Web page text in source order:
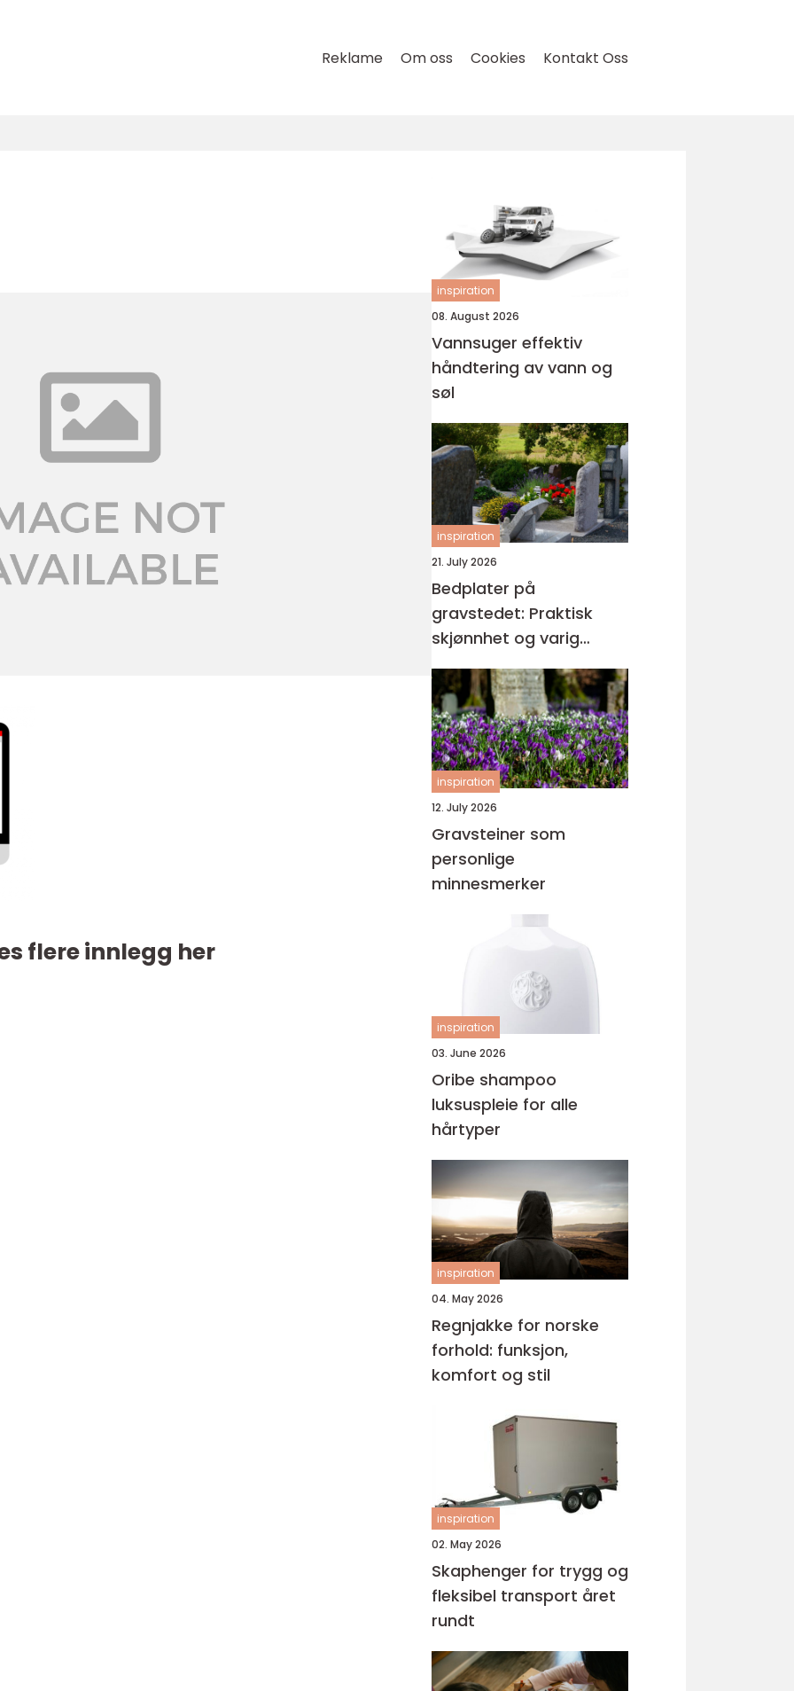
Reklame Om oss Cookies Kontakt Oss
flere innlegg her
inspiration
08. August 2026
Vannsuger effektiv
håndtering av vann og
søl
inspiration
21. July 2026
Bedplater på
gravstedet: Praktisk
skjønnhet og varig
orden
inspiration
12. July 2026
Gravsteiner som
personlige
minnesmerker
inspiration
03. June 2026
Oribe shampoo
luksuspleie for alle
hårtyper
inspiration
04. May 2026
Regnjakke for norske
forhold: funksjon,
komfort og stil
inspiration
02. May 2026
Skaphenger for trygg og
fleksibel transport året
rundt